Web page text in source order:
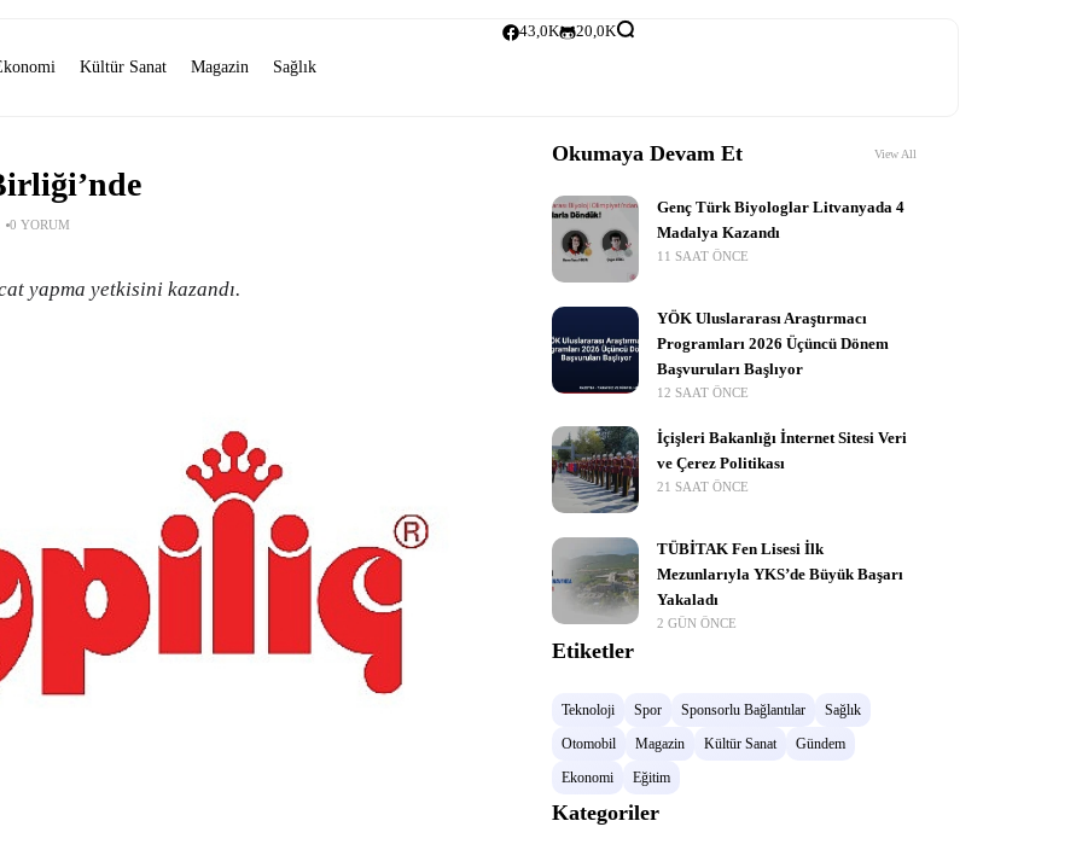
Kültür Sanat Magazin Sağlık
43,0K 20,0K
0 YORUM
yapma yetkisini kazandı.
Okumaya Devam Et View All
Genç Türk Biyologlar Litvanyada 4
Madalya Kazandı
11 SAAT ÖNCE
YÖK Uluslararası Araştırmacı
Programları 2026 Üçüncü Dönem
Başvuruları Başlıyor
12 SAAT ÖNCE
İçişleri Bakanlığı İnternet Sitesi Veri
ve Çerez Politikası
21 SAAT ÖNCE
TÜBİTAK Fen Lisesi İlk
Mezunlarıyla YKS’de Büyük Başarı
Yakaladı
2 GÜN ÖNCE
Etiketler
Teknoloji Spor Sponsorlu Bağlantılar
Sağlık
Otomobil
Magazin Kültür Sanat
Gündem
Ekonomi
Eğitim
Kategoriler